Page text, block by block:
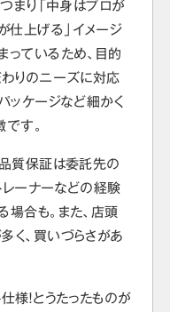
まり「中身はプロが
仕上げる」イメージ
ているため、目的
りのニーズに対応
ッケージなど細かく
す。
質保証は委託先の
ーナーなどの経験
合も。また、店頭
、買いづらさがあ
様！とうたったものが